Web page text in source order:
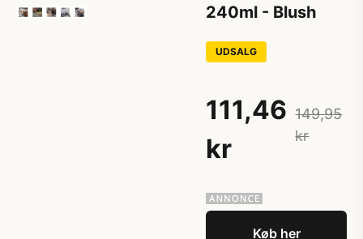
240ml - Blush
UDSALG
111,46
kr
149,95
kr
Køb her